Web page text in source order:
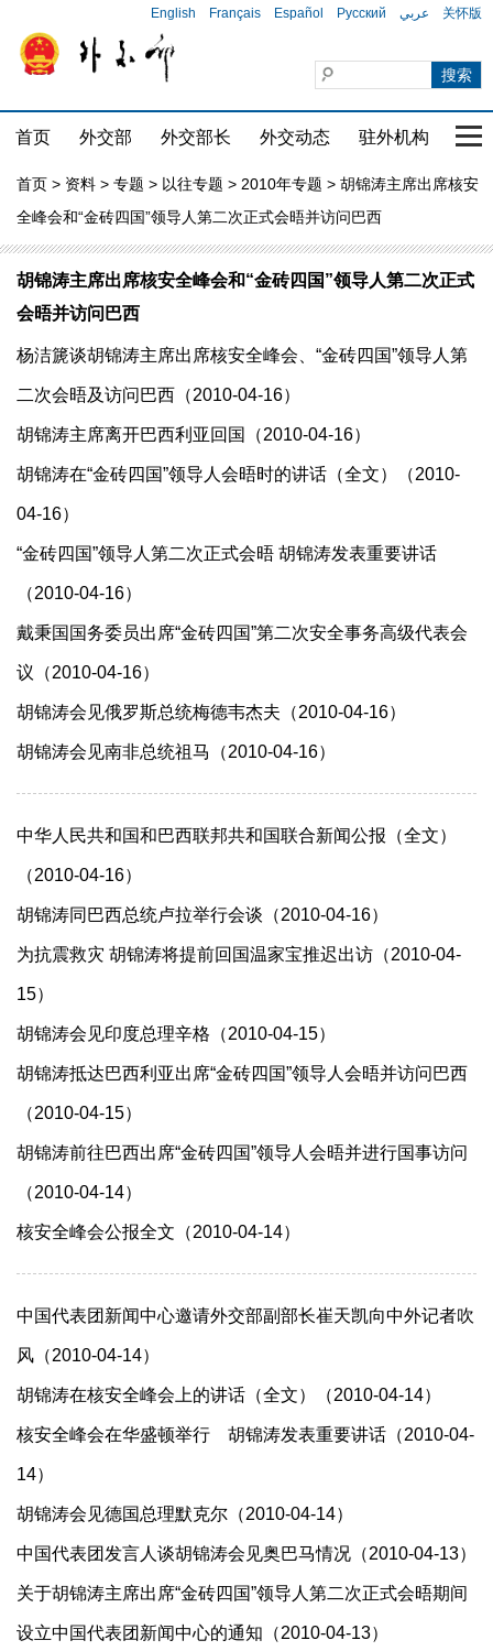
English Français Español Русский عربي 关怀版
首页 外交部 外交部长 外交动态 驻外机构 国
首页 > 资料 > 专题 > 以往专题 > 2010年专题 > 胡锦涛主席出席核安
全峰会和“金砖四国”领导人第二次正式会晤并访问巴西
胡锦涛主席出席核安全峰会和“金砖四国”领导人第二次正式
会晤并访问巴西
杨洁篪谈胡锦涛主席出席核安全峰会、“金砖四国”领导人第
二次会晤及访问巴西（2010-04-16）
胡锦涛主席离开巴西利亚回国（2010-04-16）
胡锦涛在“金砖四国”领导人会晤时的讲话（全文）（2010-
04-16）
“金砖四国”领导人第二次正式会晤 胡锦涛发表重要讲话
（2010-04-16）
戴秉国国务委员出席“金砖四国”第二次安全事务高级代表会
议（2010-04-16）
胡锦涛会见俄罗斯总统梅德韦杰夫（2010-04-16）
胡锦涛会见南非总统祖马（2010-04-16）
中华人民共和国和巴西联邦共和国联合新闻公报（全文）
（2010-04-16）
胡锦涛同巴西总统卢拉举行会谈（2010-04-16）
为抗震救灾 胡锦涛将提前回国温家宝推迟出访（2010-04-
15）
胡锦涛会见印度总理辛格（2010-04-15）
胡锦涛抵达巴西利亚出席“金砖四国”领导人会晤并访问巴西
（2010-04-15）
胡锦涛前往巴西出席“金砖四国”领导人会晤并进行国事访问
（2010-04-14）
核安全峰会公报全文（2010-04-14）
中国代表团新闻中心邀请外交部副部长崔天凯向中外记者吹
风（2010-04-14）
胡锦涛在核安全峰会上的讲话（全文）（2010-04-14）
核安全峰会在华盛顿举行 胡锦涛发表重要讲话（2010-04-
14）
胡锦涛会见德国总理默克尔（2010-04-14）
中国代表团发言人谈胡锦涛会见奥巴马情况（2010-04-13）
关于胡锦涛主席出席“金砖四国”领导人第二次正式会晤期间
设立中国代表团新闻中心的通知（2010-04-13）